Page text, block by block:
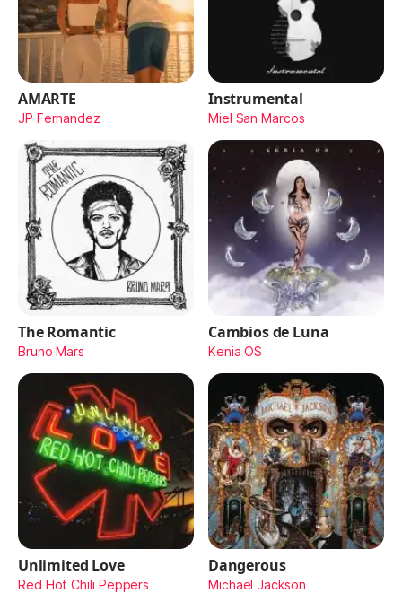
AMARTE
JP Fernandez
Instrumental
Miel San Marcos
The Romantic
Bruno Mars
Cambios de Luna
Kenia OS
Unlimited Love
Red Hot Chili Peppers
Dangerous
Michael Jackson